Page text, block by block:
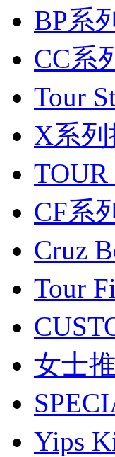
BP系
CC系
Tour
X系列
CF系
Cruz
Tour
女士
Yips